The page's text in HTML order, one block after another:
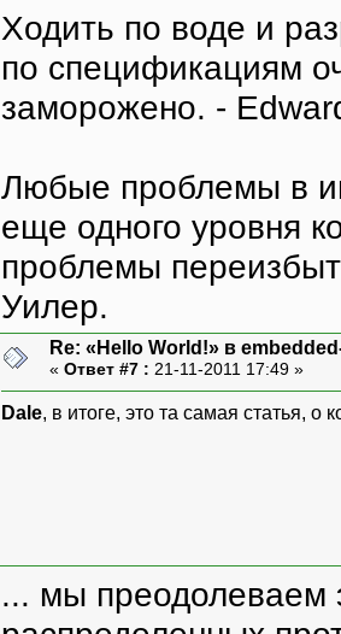
Ходить по воде и
по спецификациям
заморожено. -
Любые проблемы в
еще одного уровня
проблемы
Уилер.
Re: «Hello World!» в
« Ответ #7 : 21-11-2011 17:49 »
Dale, в итоге, это та самая статья, о
... мы преодолеваем